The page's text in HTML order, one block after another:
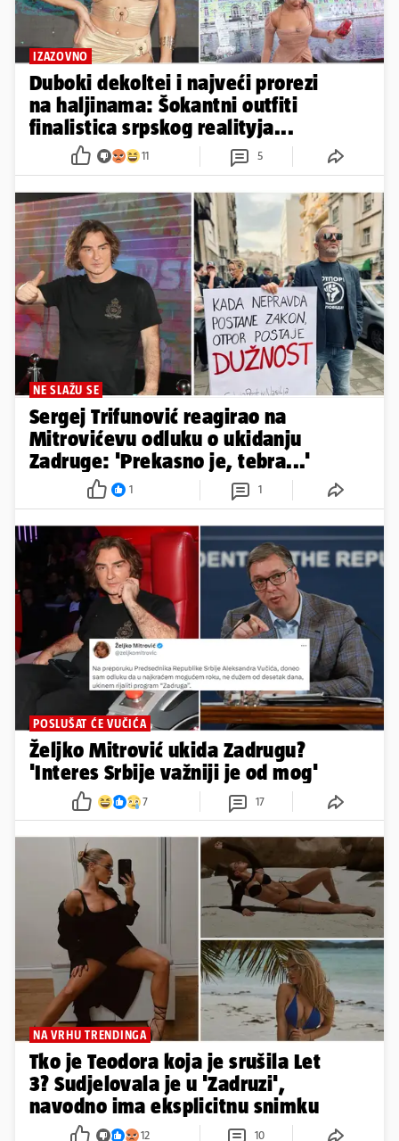
IZAZOVNO
Duboki dekoltei i najveći prorezi
na haljinama: Šokantni outfiti
finalistica srpskog realityja...
11 5
NE SLAŽU SE
Sergej Trifunović reagirao na
Mitrovićevu odluku o ukidanju
Zadruge: 'Prekasno je, tebra...'
1 1
POSLUŠAT ĆE VUČIĆA
Željko Mitrović ukida Zadrugu?
'Interes Srbije važniji je od mog'
7 17
NA VRHU TRENDINGA
Tko je Teodora koja je srušila Let
3? Sudjelovala je u 'Zadruzi',
navodno ima eksplicitnu snimku
12 10